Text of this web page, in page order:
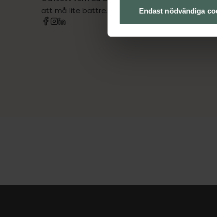
Endast nödvändiga
att må lite bättre. Välkommen att prata med